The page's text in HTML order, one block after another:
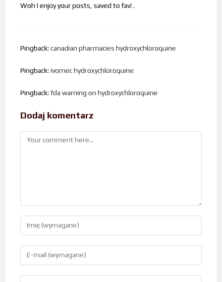
Woh I enjoy your posts, saved to fav! .
Pingback:canadian pharmacies hydroxychloroquine
Pingback:ivomec hydroxychloroquine
Pingback:fda warning on hydroxychloroquine
Dodaj komentarz